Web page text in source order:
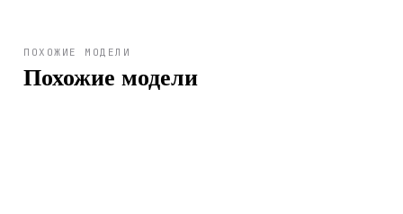
ПОХОЖИЕ МОДЕЛИ
Похожие модели